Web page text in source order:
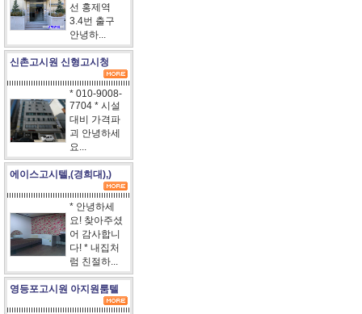
선 홍제역
3.4번 출구
안녕하...
신촌고시원 신형고시청
* 010-9008-
7704 * 시설
대비 가격파
괴 안녕하세
요...
에이스고시텔,(경희대),)
* 안녕하세
요! 찾아주셨
어 감사합니
다! * 내집처
럼 친절하...
영등포고시원 아지원룸텔